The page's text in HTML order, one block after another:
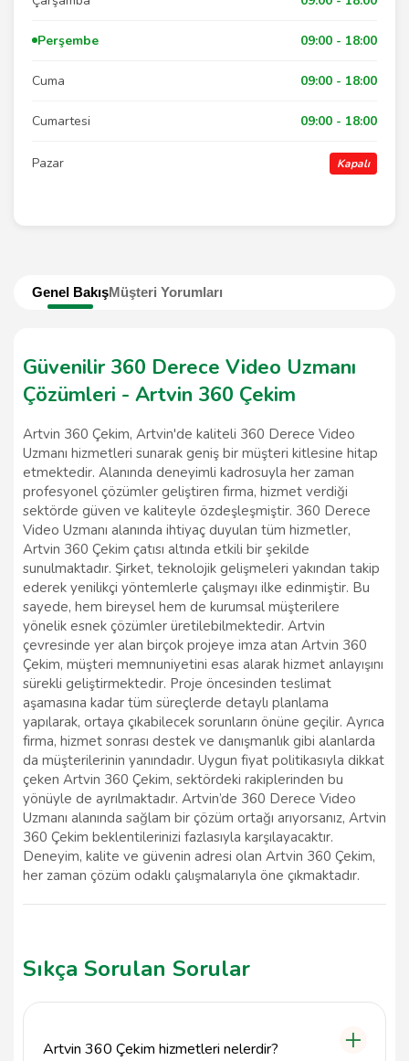
Genel BakışMüşteri Yorumları
Güvenilir 360 Derece Video Uzmanı
Çözümleri - Artvin 360 Çekim
Artvin 360 Çekim, Artvin'de kaliteli 360 Derece Video
Uzmanı hizmetleri sunarak geniş bir müşteri kitlesine hitap
etmektedir. Alanında deneyimli kadrosuyla her zaman
profesyonel çözümler geliştiren firma, hizmet verdiği
sektörde güven ve kaliteyle özdeşleşmiştir. 360 Derece
Video Uzmanı alanında ihtiyaç duyulan tüm hizmetler,
Artvin 360 Çekim çatısı altında etkili bir şekilde
sunulmaktadır. Şirket, teknolojik gelişmeleri yakından takip
ederek yenilikçi yöntemlerle çalışmayı ilke edinmiştir. Bu
sayede, hem bireysel hem de kurumsal müşterilere
yönelik esnek çözümler üretilebilmektedir. Artvin
çevresinde yer alan birçok projeye imza atan Artvin 360
Çekim, müşteri memnuniyetini esas alarak hizmet anlayışını
sürekli geliştirmektedir. Proje öncesinden teslimat
aşamasına kadar tüm süreçlerde detaylı planlama
yapılarak, ortaya çıkabilecek sorunların önüne geçilir. Ayrıca
firma, hizmet sonrası destek ve danışmanlık gibi alanlarda
da müşterilerinin yanındadır. Uygun fiyat politikasıyla dikkat
çeken Artvin 360 Çekim, sektördeki rakiplerinden bu
yönüyle de ayrılmaktadır. Artvin’de 360 Derece Video
Uzmanı alanında sağlam bir çözüm ortağı arıyorsanız, Artvin
360 Çekim beklentilerinizi fazlasıyla karşılayacaktır.
Deneyim, kalite ve güvenin adresi olan Artvin 360 Çekim,
her zaman çözüm odaklı çalışmalarıyla öne çıkmaktadır.
Sıkça Sorulan Sorular
Artvin 360 Çekim hizmetleri nelerdir?
Perşembe 09:00 - 18:00
Cuma 09:00 - 18:00
Cumartesi 09:00 - 18:00
Pazar Kapalı